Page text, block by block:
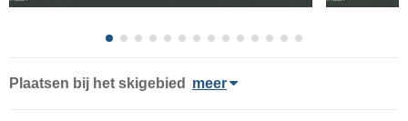
Plaatsen bij het skigebied meer